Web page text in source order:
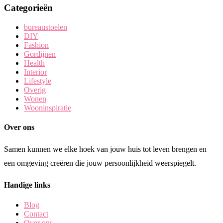
Categorieën
bureaustoelen
DIY
Fashion
Gordijnen
Health
Interior
Lifestyle
Overig
Wonen
Wooninspiratie
Over ons
Samen kunnen we elke hoek van jouw huis tot leven brengen en
een omgeving creëren die jouw persoonlijkheid weerspiegelt.
Handige links
Blog
Contact